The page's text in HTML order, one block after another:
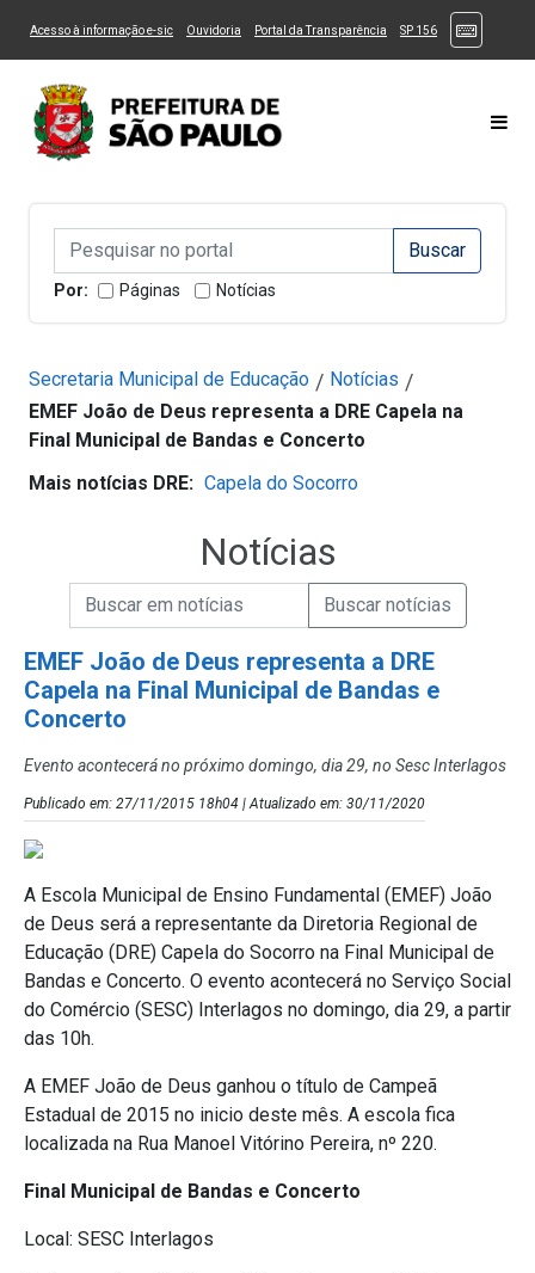
Ir ao Conteúdo Ir para menu principal Ir para busca 3
Alternar Alto Contraste
Acesso à informação e-sic(Link para um novo sítio)
Ouvidoria (Link para um novo sítio)
Portal da Transparência (Link para um novo sítio)
SP 156(Link para um
Campo de Busca de informações
Campo de Busca de informações Enviar a Busca
Por: Páginas Notícias
Secretaria Municipal de Educação / Notícias /
EMEF João de Deus representa a DRE Capela na
Final Municipal de Bandas e Concerto
Mais notícias DRE: Capela do Socorro
Notícias
Campo de Busca de Notícias
Campo de Busca de informaçõesEnviar a Busca de Notícias
EMEF João de Deus representa a DRE
Capela na Final Municipal de Bandas e
Concerto
Evento acontecerá no próximo domingo, dia 29, no Sesc Interlagos
Publicado em: 27/11/2015 18h04 | Atualizado em: 30/11/2020
A Escola Municipal de Ensino Fundamental (EMEF) João
de Deus será a representante da Diretoria Regional de
Educação (DRE) Capela do Socorro na Final Municipal de
Bandas e Concerto. O evento acontecerá no Serviço Social
do Comércio (SESC) Interlagos no domingo, dia 29, a partir
das 10h.
A EMEF João de Deus ganhou o título de Campeã
Estadual de 2015 no inicio deste mês. A escola fica
localizada na Rua Manoel Vitórino Pereira, nº 220.
Final Municipal de Bandas e Concerto
Local: SESC Interlagos